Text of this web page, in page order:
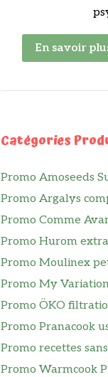
En savoir
Catégories
Promo Amoseeds
Promo Argalys
Promo Comme
Promo Hurom
Promo Moulinex
Promo My
Promo ÖKO
Promo Pranacook
Promo recettes
Promo Warmcook